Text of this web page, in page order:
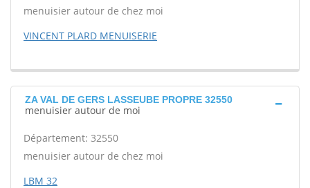
menuisier autour de chez moi
VINCENT PLARD MENUISERIE
ZA VAL DE GERS LASSEUBE PROPRE 32550
menuisier autour de moi
Département: 32550
menuisier autour de chez moi
LBM 32